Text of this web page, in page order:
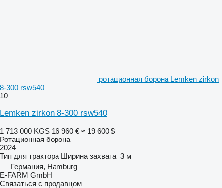
ротационная борона Lemken zirkon
8-300 rsw540
10
Lemken zirkon 8-300 rsw540
1 713 000 KGS 16 960 € ≈ 19 600 $
Ротационная борона
2024
Тип для трактора Ширина захвата 3 м
Германия, Hamburg
E-FARM GmbH
Связаться с продавцом